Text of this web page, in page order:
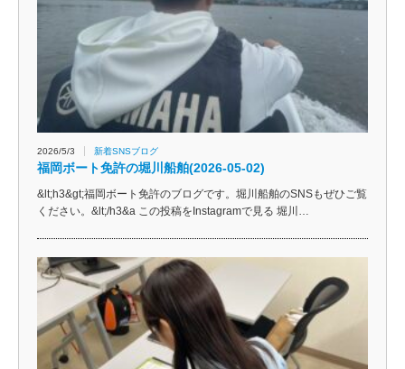
2026/5/3 新着SNSブログ
福岡ボート免許の堀川船舶(2026-05-02)
&lt;h3&gt;福岡ボート免許のブログです。堀川船舶のSNSもぜひご覧
ください。&lt;/h3&a この投稿をInstagramで見る 堀川…